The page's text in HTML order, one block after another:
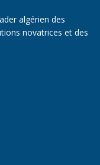
algérien des
novatrices et des